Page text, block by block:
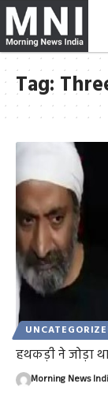
Tag:
हथकड़ी ने जोड़ा
Morning News